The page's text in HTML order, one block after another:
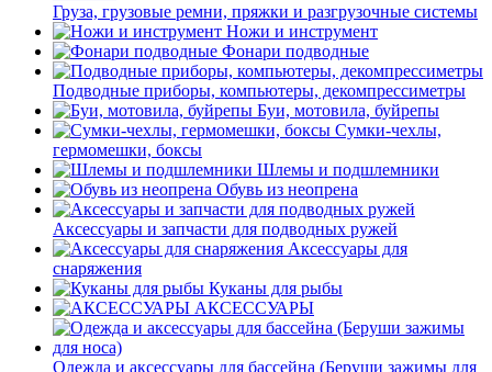
Груза, грузовые ремни, пряжки и разгрузочные системы
Ножи и инструмент
Фонари подводные
Подводные приборы, компьютеры, декомпрессиметры
Буи, мотовила, буйрепы
Сумки-чехлы,
гермомешки, боксы
Шлемы и подшлемники
Обувь из неопрена
Аксессуары и запчасти для подводных ружей
Аксессуары для
снаряжения
Куканы для рыбы
АКСЕССУАРЫ
Одежда и аксессуары для бассейна (Беруши зажимы для